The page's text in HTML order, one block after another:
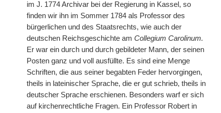
im J. 1774 Archivar bei der Regierung in Kassel, so
finden wir ihn im Sommer 1784 als Professor des
bürgerlichen und des Staatsrechts, wie auch der
deutschen Reichsgeschichte am Collegium Carolinum.
Er war ein durch und durch gebildeter Mann, der seinen
Posten ganz und voll ausfüllte. Es sind eine Menge
Schriften, die aus seiner begabten Feder hervorgingen,
theils in lateinischer Sprache, die er gut schrieb, theils in
deutscher Sprache erschienen. Besonders warf er sich
auf kirchenrechtliche Fragen. Ein Professor Robert in